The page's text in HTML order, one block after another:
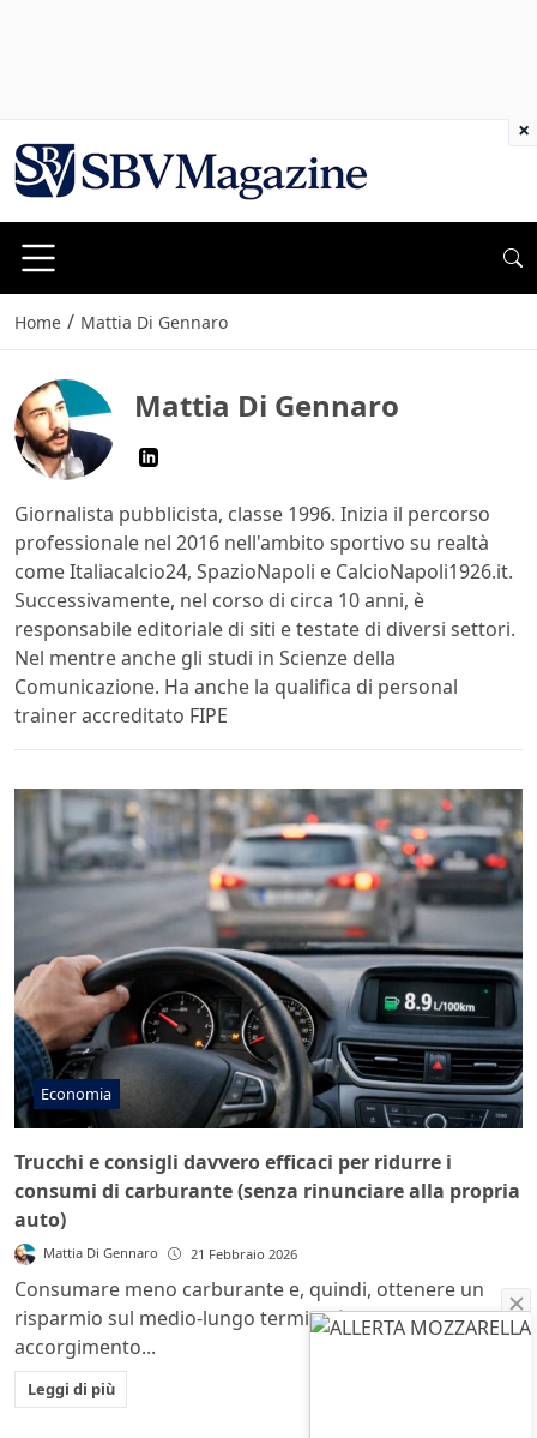
Home / Mattia Di Gennaro
Mattia Di Gennaro
Giornalista pubblicista, classe 1996. Inizia il percorso
professionale nel 2016 nell'ambito sportivo su realtà
come Italiacalcio24, SpazioNapoli e CalcioNapoli1926.it.
Successivamente, nel corso di circa 10 anni, è
responsabile editoriale di siti e testate di diversi settori.
Nel mentre anche gli studi in Scienze della
Comunicazione. Ha anche la qualifica di personal
trainer accreditato FIPE
Economia
Trucchi e consigli davvero efficaci per ridurre i
consumi di carburante (senza rinunciare alla propria
auto)
Mattia Di Gennaro 21 Febbraio 2026
Consumare meno carburante e, quindi, ottenere un
risparmio sul medio-lungo termine è possibile: gli
accorgimento...
Leggi di più
×